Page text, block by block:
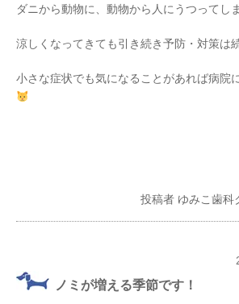
ダニから動物に、動物から人にうつってし
涼しくなってきても引き続き予防・対策は
小さな症状でも気になることがあれば病院
投稿者 ゆみこ歯科
ノミが増える季節です！